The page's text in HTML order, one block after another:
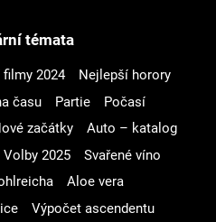
témata
2024
Nejlepší horory
času Partie
Počasí
začátky
Auto – katalog
Volby 2025
Svařené víno
Aloe vera
Výpočet ascendentu